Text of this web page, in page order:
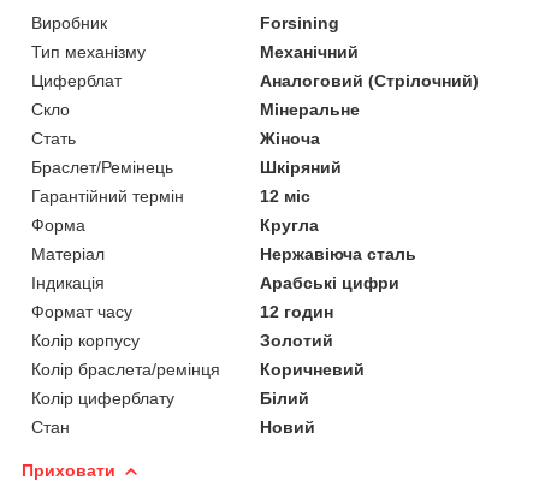
Виробник
Forsining
Тип механізму
Механічний
Циферблат
Аналоговий (Стрілочний)
Скло
Мінеральне
Стать
Жіноча
Браслет/Ремінець
Шкіряний
Гарантійний термін
12 міс
Форма
Кругла
Матеріал
Нержавіюча сталь
Індикація
Арабські цифри
Формат часу
12 годин
Колір корпусу
Золотий
Колір браслета/ремінця
Коричневий
Колір циферблату
Білий
Стан
Новий
Приховати